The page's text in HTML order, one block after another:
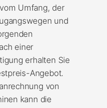
Umfang, der
und
einer
erhalten Sie
Angebot.
von
kann die